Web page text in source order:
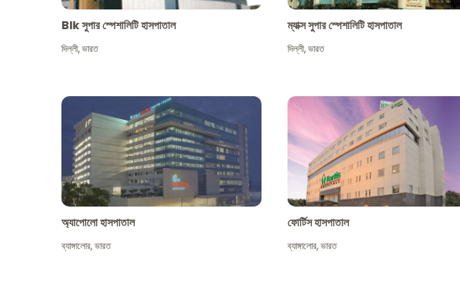
Blk সুপার স্পেশালিটি হাসপাতাল
দিল্লী,ভারত
ম্যাক্স সুপার স্পেশালিটি হাসপাতাল
দিল্লী,ভারত
অ্যাপোলো হাসপাতাল
ব্যাঙ্গালোর,ভারত
ফোর্টিস হাসপাতাল
ব্যাঙ্গালোর,ভারত